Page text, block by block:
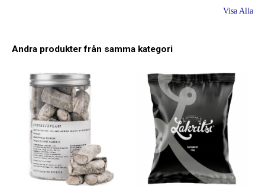
Visa Alla
Andra produkter från samma kategori